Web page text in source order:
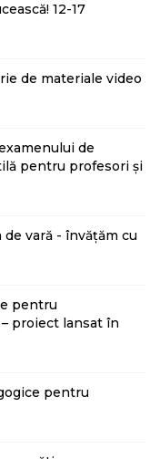
12-17
de materiale video
de
pentru profesori și
de vară - învățăm cu
pentru
proiect lansat în
pentru